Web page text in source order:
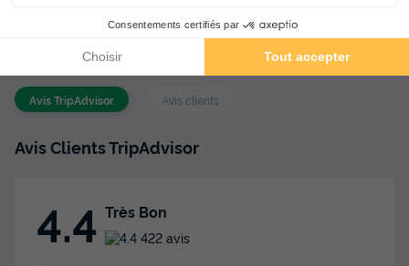
Avis clients
Avis TripAdvisor Avis clients
Avis Clients TripAdvisor
4.4 Très Bon
422 avis